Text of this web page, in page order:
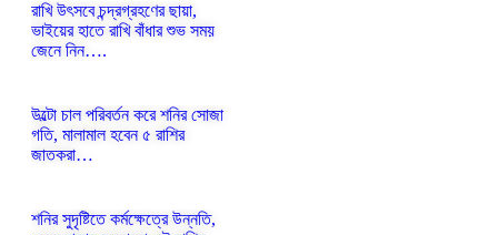
রাখি উৎসবে চন্দ্রগ্রহণের ছায়া,
ভাইয়ের হাতে রাখি বাঁধার শুভ সময়
জেনে নিন….
উল্টো চাল পরিবর্তন করে শনির সোজা
গতি, মালামাল হবেন ৫ রাশির
জাতকরা…
শনির সুদৃষ্টিতে কর্মক্ষেত্রে উন্নতি,